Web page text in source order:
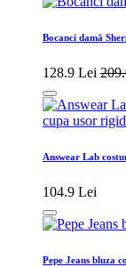
Bocanci damă
128.9 Lei
Answear Lab
104.9 Lei
Pepe Jeans bluza